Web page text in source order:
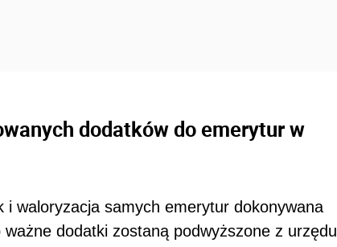
dodatków do emerytur w
i waloryzacja samych emerytur dokonywana
dodatki zostaną podwyższone z urzędu